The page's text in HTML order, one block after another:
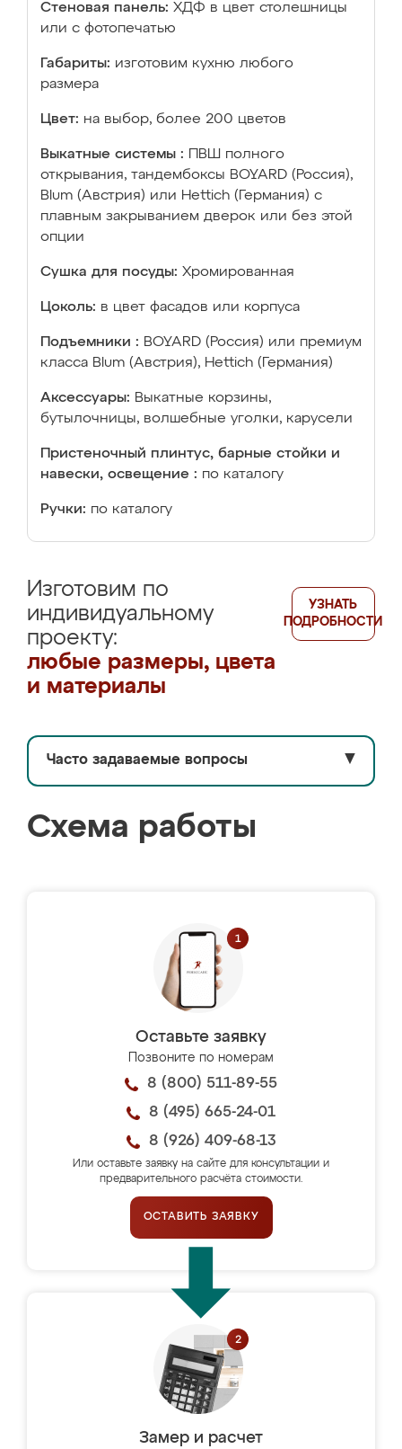
Стеновая панель: ХДФ в цвет столешницы
или с фотопечатью
Габариты: изготовим кухню любого
размера
Цвет: на выбор, более 200 цветов
Выкатные системы :
ПВШ полного
открывания, тандембоксы BOYARD (Россия),
Blum (Австрия) или Hettich (Германия) с
плавным закрыванием дверок или без этой
опции
Сушка для посуды: Хромированная
Цоколь: в цвет фасадов или корпуса
Подъемники : BOYARD (Россия) или премиум
класса Blum (Австрия), Hettich (Германия)
Аксессуары: Выкатные корзины,
бутылочницы, волшебные уголки, карусели
Пристеночный плинтус, барные стойки и
навески, освещение : по каталогу
Ручки: по каталогу
Изготовим по
индивидуальному
проекту:
любые размеры, цвета
и материалы
УЗНАТЬ
ПОДРОБНОСТИ
Часто задаваемые вопросы ▼
Схема работы
Оставьте заявку
Позвоните по номерам
8 (800) 511-89-55
8 (495) 665-24-01
8 (926) 409-68-13
Или оставьте заявку на сайте для консультации и
предварительного расчёта стоимости.
ОСТАВИТЬ ЗАЯВКУ
Замер и расчет